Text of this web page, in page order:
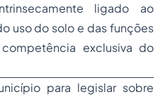
ligado ao
uso do solo e das funções
exclusiva do
para legislar sobre